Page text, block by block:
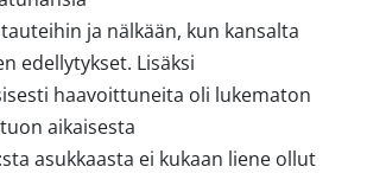
ja nälkään, kun kansalta
edellytykset. Lisäksi
haavoittuneita oli lukematon
aikaisesta
asukkaasta ei kukaan liene ollut